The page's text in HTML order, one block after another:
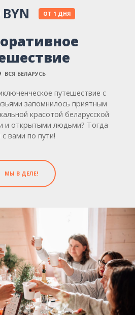
ОТ 1 ДНЯ
ВСЯ БЕЛАРУСЬ
путешествие с
запомнилось приятным
красотой беларусской
и открытыми людьми? Тогда
вами по пути!
МЫ В ДЕЛЕ!